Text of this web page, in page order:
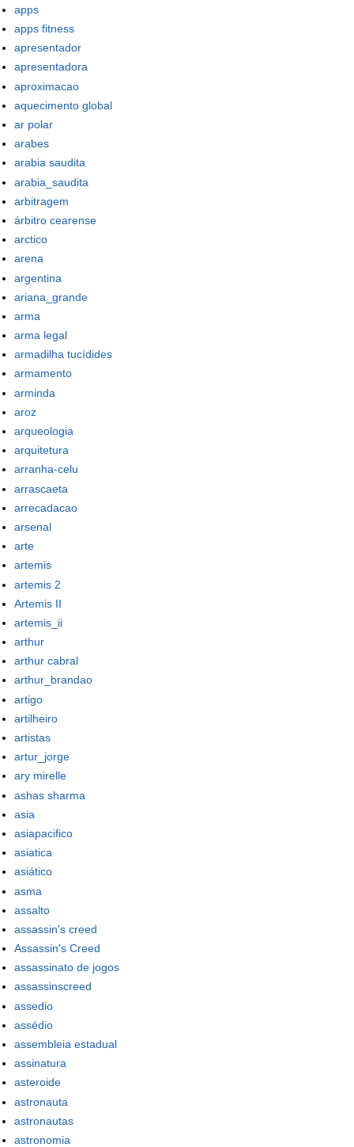
apps
apps fitness
apresentador
apresentadora
aproximacao
aquecimento global
ar polar
arabes
arabia saudita
arabia_saudita
arbitragem
árbitro cearense
arctico
arena
argentina
ariana_grande
arma
arma legal
armadilha tucídides
armamento
arminda
aroz
arqueologia
arquitetura
arranha-celu
arrascaeta
arrecadacao
arsenal
arte
artemis
artemis 2
Artemis II
artemis_ii
arthur
arthur cabral
arthur_brandao
artigo
artilheiro
artistas
artur_jorge
ary mirelle
ashas sharma
asia
asiapacifico
asiatica
asiático
asma
assalto
assassin's creed
Assassin's Creed
assassinato de jogos
assassinscreed
assedio
assédio
assembleia estadual
assinatura
asteroide
astronauta
astronautas
astronomia